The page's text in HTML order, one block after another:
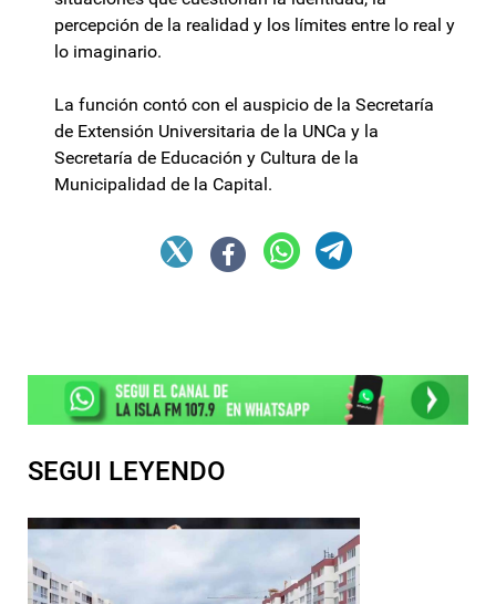
percepción de la realidad y los límites entre lo real y
lo imaginario.
La función contó con el auspicio de la Secretaría
de Extensión Universitaria de la UNCa y la
Secretaría de Educación y Cultura de la
Municipalidad de la Capital.
SEGUI LEYENDO